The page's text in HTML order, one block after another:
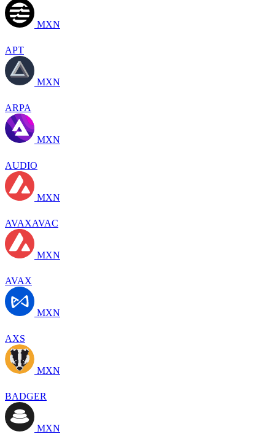
MXN
APT
MXN
ARPA
MXN
AUDIO
MXN
AVAXAVAC
MXN
AVAX
MXN
AXS
MXN
BADGER
MXN